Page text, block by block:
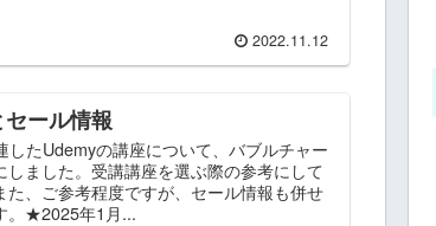
2022.11.12
ール情報
たUdemyの講座について、バブルチャー
しました。受講講座を選ぶ際の参考にして
た、ご参考程度ですが、セール情報も併せ
。★2025年1月...